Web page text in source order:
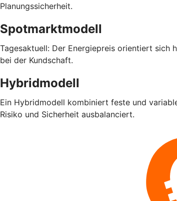
Planungssicherheit.
Spotmarktmodell
Tagesaktuell: Der Energiepreis orientiert sich
bei der Kundschaft.
Hybridmodell
Ein Hybridmodell kombiniert feste und
Risiko und Sicherheit ausbalanciert.